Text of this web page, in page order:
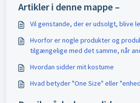
Artikler i denne mappe –
Vil genstande, der er udsolgt, blive
Hvorfor er nogle produkter og
tilgængelige med det samme, når
Hvordan sidder mit kostume
Hvad betyder "One Size" eller